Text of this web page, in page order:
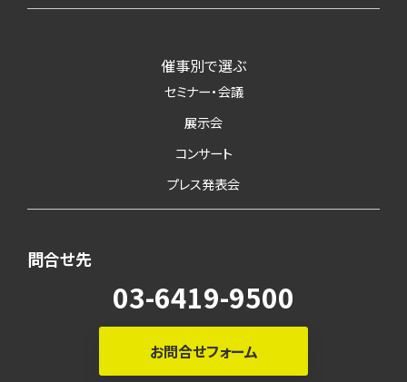
催事別で選ぶ
セミナー・会議
展示会
コンサート
プレス発表会
問合せ先
03-6419-9500
お問合せフォーム